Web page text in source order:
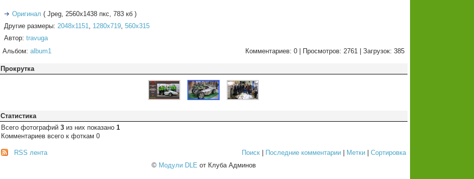
Оригинал ( Jpeg, 2560x1438 пкс, 783 кб )
Другие размеры: 2048x1151, 1280x719, 560x315
Автор: travuga
Альбом: album1 Комментариев: 0 | Просмотров: 2761 | Загрузок: 385
Прокрутка
Статистика
Всего фотографий 3 из них показано 1
Комментариев всего к фоткам 0
RSS лента Поиск Последние комментарии Метки
Сортировка
© Модули DLE от Клуба Админов